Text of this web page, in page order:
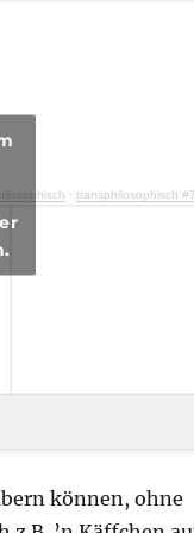
· transphilosophisch #74 – Every body is a
können, ohne